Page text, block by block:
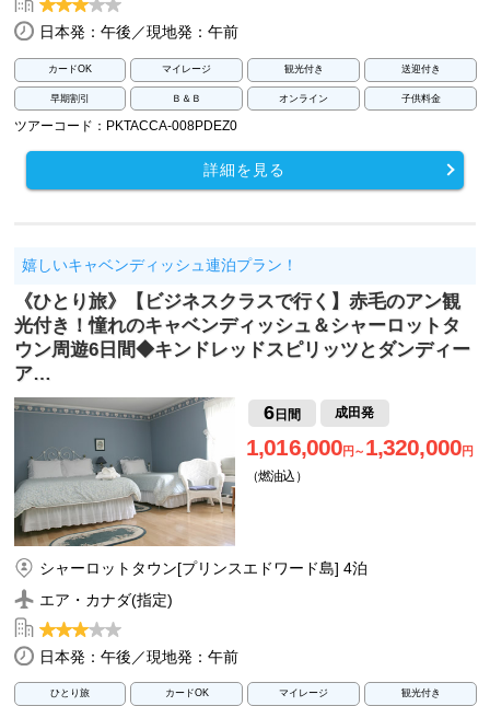
日本発：午後／現地発：午前
カードOK マイレージ 観光付き 送迎付き
早期割引 Ｂ＆Ｂ オンライン 子供料金
ツアーコード：PKTACCA-008PDEZ0
詳細を見る
嬉しいキャベンディッシュ連泊プラン！
《ひとり旅》【ビジネスクラスで行く】赤毛のアン観
光付き！憧れのキャベンディッシュ＆シャーロットタ
ウン周遊6日間◆キンドレッドスピリッツとダンディー
ア…
6日間 成田発
1,016,000円～ 1,320,000円
（燃油込）
シャーロットタウン[プリンスエドワード島] 4泊
エア・カナダ(指定)
日本発：午後／現地発：午前
ひとり旅 カードOK マイレージ 観光付き